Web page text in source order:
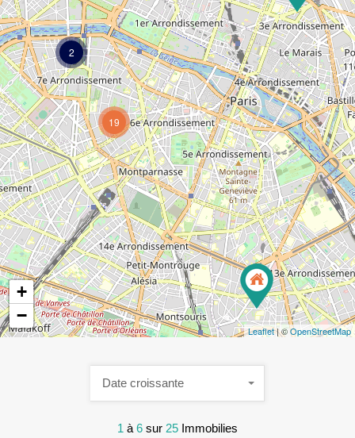
2
19
+
−
Leaflet| ©OpenStreetMap
1 à 6 sur 25 Immobilies
Date croissante